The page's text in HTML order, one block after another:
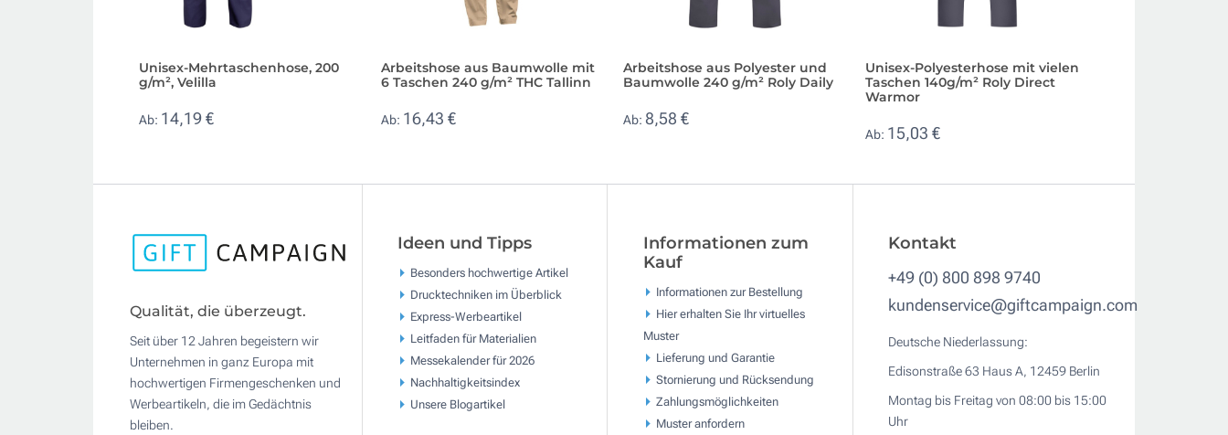
Unisex-Mehrtaschenhose, 200
g/m², Velilla
Ab: 14,19 €
Arbeitshose aus Baumwolle mit
6 Taschen 240 g/m² THC Tallinn
Ab: 16,43 €
Arbeitshose aus Polyester und
Baumwolle 240 g/m² Roly Daily
Ab: 8,58 €
Unisex-Polyesterhose mit vielen
Taschen 140g/m² Roly Direct
Warmor
Ab: 15,03 €
Qualität, die überzeugt.
Seit über 12 Jahren begeistern wir
Unternehmen in ganz Europa mit
hochwertigen Firmengeschenken und
Werbeartikeln, die im Gedächtnis
bleiben.
Ideen und Tipps
Besonders hochwertige Artikel
Drucktechniken im Überblick
Express-Werbeartikel
Leitfaden für Materialien
Messekalender für 2026
Nachhaltigkeitsindex
Unsere Blogartikel
Informationen zum
Kauf
Informationen zur Bestellung
Hier erhalten Sie Ihr virtuelles
Muster
Lieferung und Garantie
Stornierung und Rücksendung
Zahlungsmöglichkeiten
Muster anfordern
Kontakt
+49 (0) 800 898 9740
kundenservice@giftcampaign.com
Deutsche Niederlassung:
Edisonstraße 63 Haus A, 12459 Berlin
Montag bis Freitag von 08:00 bis 15:00
Uhr